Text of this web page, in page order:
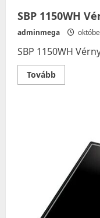
SBP 1150WH
adminmega
SBP 1150WH
TovábbRead
more